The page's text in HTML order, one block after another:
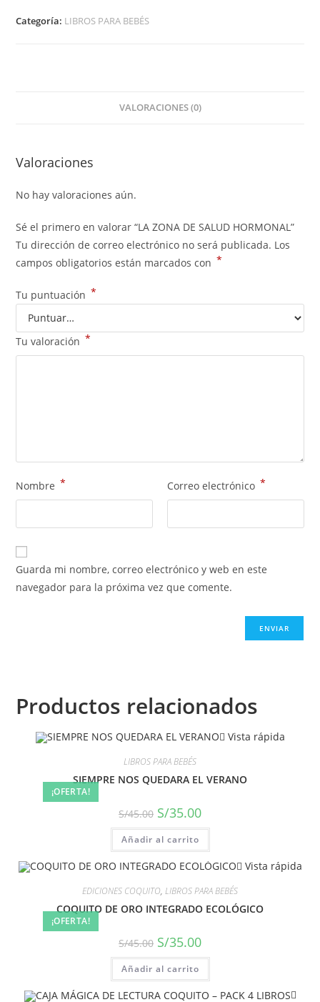
Categoría: LIBROS PARA BEBÉS
VALORACIONES (0)
Valoraciones
No hay valoraciones aún.
Sé el primero en valorar “LA ZONA DE SALUD HORMONAL”
Tu dirección de correo electrónico no será publicada. Los
campos obligatorios están marcados con *
Tu puntuación *
Tu valoración *
Nombre * Correo electrónico *
Guarda mi nombre, correo electrónico y web en este
navegador para la próxima vez que comente.
Productos relacionados
¡OFERTA!
Vista rápida
LIBROS PARA BEBÉS
SIEMPRE NOS QUEDARA EL VERANO
S/45.00 S/35.00
Añadir al carrito
¡OFERTA!
Vista rápida
EDICIONES COQUITO, LIBROS PARA BEBÉS
COQUITO DE ORO INTEGRADO ECOLÓGICO
S/45.00 S/35.00
Añadir al carrito